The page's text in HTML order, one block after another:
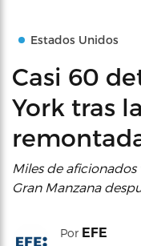
Estados Unidos
Casi 60
York tras
Miles de aficionados
Gran Manzana
Por EFE